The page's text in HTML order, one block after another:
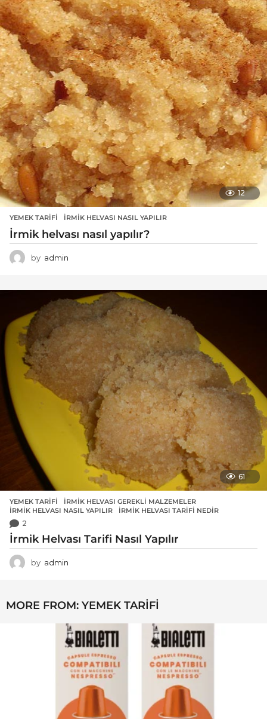
12
YEMEK TARIFI İRMIK HELVASI NASIL YAPILIR
İrmik helvası nasıl yapılır?
by admin
61
YEMEK TARIFI İRMIK HELVASI GEREKLI MALZEMELER
İRMIK HELVASI NASIL YAPILIR
,İRMIK HELVASI TARIFI NEDIR
2
İrmik Helvası Tarifi Nasıl Yapılır
by admin
MORE FROM: YEMEK TARIFI